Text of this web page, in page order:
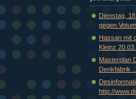
Dienstag,
gegen Votum
Hassan mit
Kleinz
Masterplan
Denkfabrik
http://